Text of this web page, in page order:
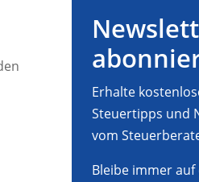
Erhalte
Steuertipps und
vom
Bleibe immer auf